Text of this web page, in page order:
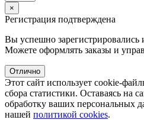
×
Регистрация подтверждена
Вы успешно
Можете оформлять заказы и
Отлично
Этот сайт использует cookie-
сбора статистики. Оставаясь на
обработку ваших персональных
нашей политикой cookies.